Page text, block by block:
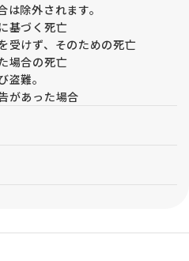
除外されます。
基づく死亡
受けず、そのための死亡
場合の死亡
盗難。
があった場合